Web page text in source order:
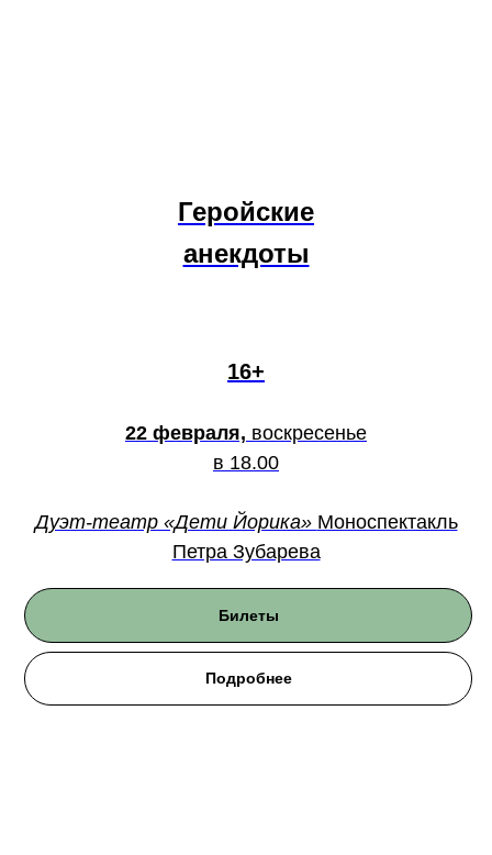
Геройские
анекдоты
16+
22 февраля, воскресенье
в 18.00
Дуэт-театр «Дети Йорика» Моноспектакль
Петра Зубарева
Билеты
Подробнее